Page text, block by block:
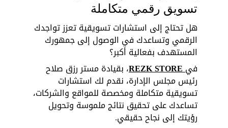
تسويق رقمي متكاملة
هل تحتاج إلى استشارات تسويقية تعزز تواجدك
الرقمي وتساعدك في الوصول إلى جمهورك
المستهدف بفعالية أكبر؟
في REZK STORE ، بقيادة مستر رزق صلاح
رئيس مجلس الإدارة، نقدم لك استشارات
تسويقية متكاملة ومخصصة للمواقع والشركات،
تساعدك على تحقيق نتائج ملموسة وتحويل
رؤيتك إلى نجاح حقيقي.